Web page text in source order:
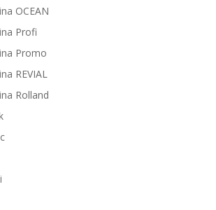
OCEAN
Profi
Promo
REVIAL
Rolland